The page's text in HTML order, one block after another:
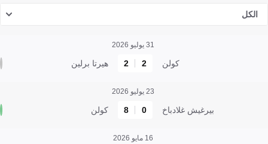
الكل
31 يوليو 2026
كولن 2
2 هيرتا برلين
23 يوليو 2026
بيرغيش غلادباخ 0
8 كولن
16 مايو 2026